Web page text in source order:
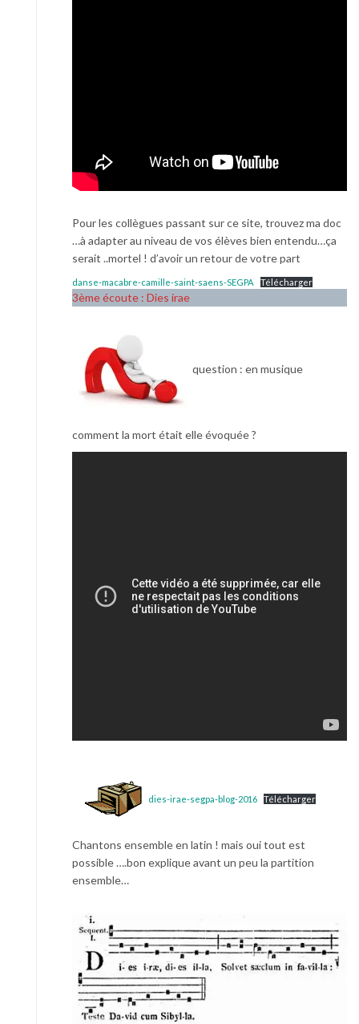
Pour les collègues passant sur ce site, trouvez ma doc
…à adapter au niveau de vos élèves bien entendu…ça
serait ..mortel ! d’avoir un retour de votre part
danse-macabre-camille-saint-saens-SEGPA Télécharger
3ème écoute : Dies irae
question : en musique
comment la mort était elle évoquée ?
dies-irae-segpa-blog-2016 Télécharger
Chantons ensemble en latin ! mais oui tout est
possible ….bon explique avant un peu la partition
ensemble…